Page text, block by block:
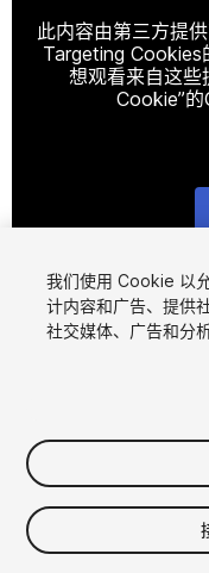
此内容由第三方提
Targeting Cookies
想观看来自这些
Cookie”的
$7
增值税将在结算时计算
我们使用 Cookie 以
计内容和广告、提供
社交媒体、广告和分